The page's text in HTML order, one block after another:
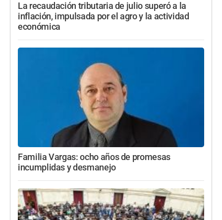
La recaudación tributaria de julio superó a la
inflación, impulsada por el agro y la actividad
económica
Familia Vargas: ocho años de promesas
incumplidas y desmanejo